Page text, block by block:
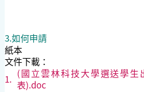
3.如何申請
紙本
文件下載：
1. (國立雲林科技大學選送學生
表).doc